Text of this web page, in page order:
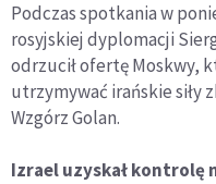
Podczas spotkania w
rosyjskiej dyplomacji
odrzucił ofertę Moskwy,
utrzymywać irańskie siły
Wzgórz Golan.
Izrael uzyskał kontrolę